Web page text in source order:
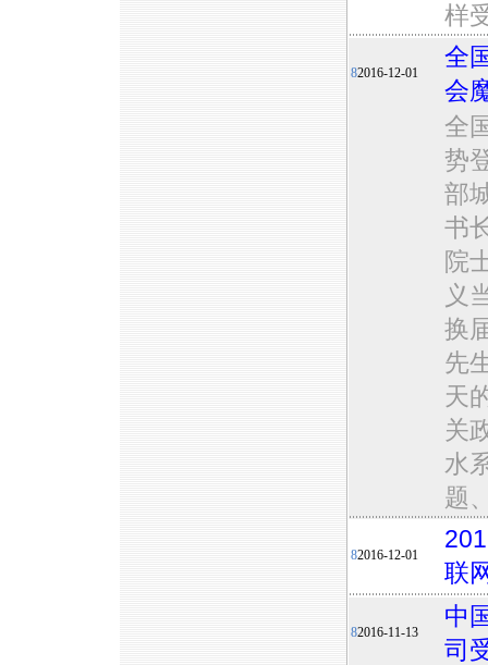
样
82016-12-01
全
会
全
势
部
书
院
义
换
先
天
关
水
题
82016-12-01
联
82016-11-13
中
司